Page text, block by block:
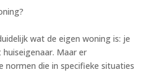
wat de eigen woning is: je
Maar er
normen die in specifieke situaties